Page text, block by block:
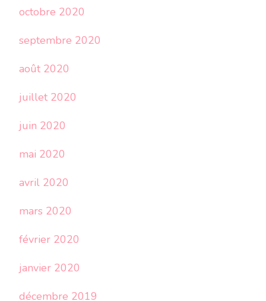
octobre 2020
septembre 2020
août 2020
juillet 2020
juin 2020
mai 2020
avril 2020
mars 2020
février 2020
janvier 2020
décembre 2019